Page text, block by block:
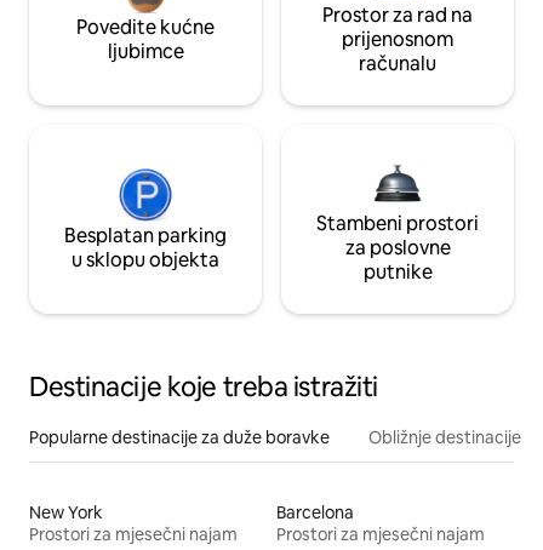
Povedite kućne
ljubimce
Prostor za rad na
prijenosnom
računalu
Besplatan parking
u sklopu objekta
Stambeni prostori
za poslovne
putnike
Destinacije koje treba istražiti
Popularne destinacije za duže boravke Obližnje destinacije
New York
Prostori za mjesečni najam
Barcelona
Prostori za mjesečni najam